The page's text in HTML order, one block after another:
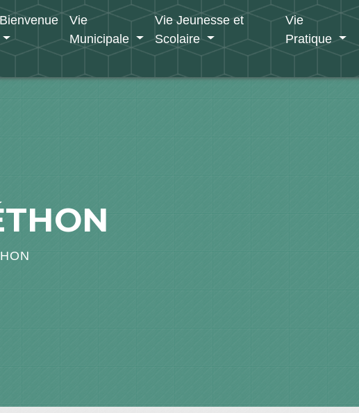
Bienvenue
Vie
Municipale
Vie Jeunesse et
Scolaire
Vie
Pratique